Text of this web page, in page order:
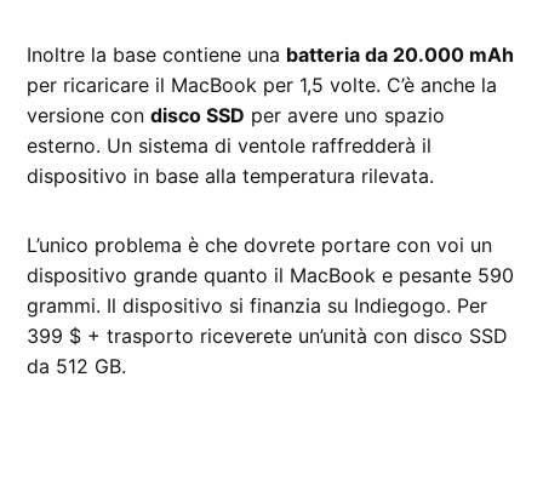
Inoltre la base contiene una batteria da 20.000 mAh
per ricaricare il MacBook per 1,5 volte. C’è anche la
versione condisco SSD per avere uno spazio
esterno. Un sistema di ventole raffredderà il
dispositivo in base alla temperatura rilevata.
L’unico problema è che dovrete portare con voi un
dispositivo grande quanto il MacBook e pesante 590
grammi. Il dispositivo si finanzia su Indiegogo. Per
399 $ + trasporto riceverete un’unità con disco SSD
da 512 GB.